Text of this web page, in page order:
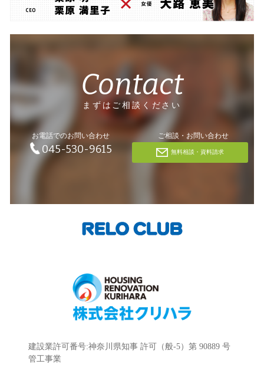
Contact
まずはご相談ください
お電話でのお問い合わせ
045-530-9615
ご相談・お問い合わせ
無料相談・資料請求
建設業許可番号:神奈川県知事 許可（般-5）第 90889 号
管工事業